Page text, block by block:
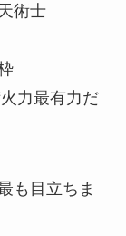
術士
力最有力だ
も目立ちま